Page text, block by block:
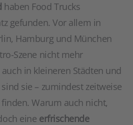
haben Food Trucks
gefunden. Vor allem in
Hamburg und München
Szene nicht mehr
in kleineren Städten und
sie – zumindest zeitweise
Warum auch nicht,
eine erfrischende